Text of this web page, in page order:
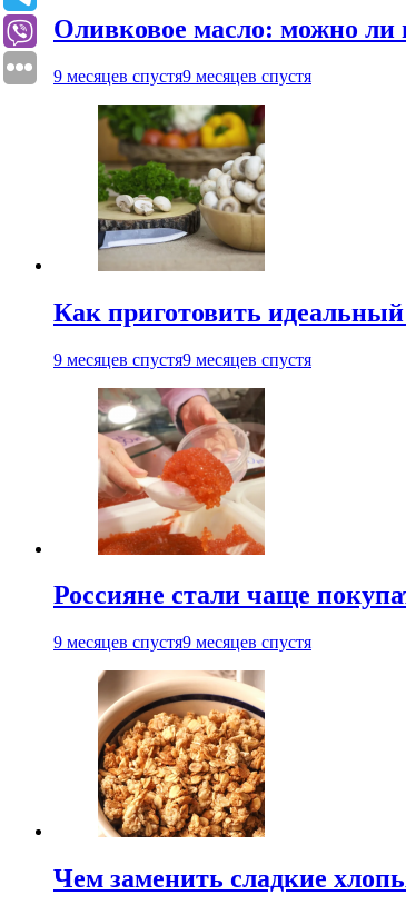
Оливковое масло: можно ли
9 месяцев спустя9 месяцев спустя
Как приготовить
9 месяцев спустя9 месяцев спустя
Россияне стали чаще
9 месяцев спустя9 месяцев спустя
Чем заменить сладкие